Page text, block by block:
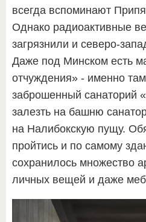
всегда вспоминают
Однако радиоактивные
загрязнили и северо-
Даже под Минском есть
отчуждения» - именно
заброшенный санаторий
залезть на башню
на Налибокскую пущу.
пройтись и по самому
сохранилось множество
личных вещей и даже